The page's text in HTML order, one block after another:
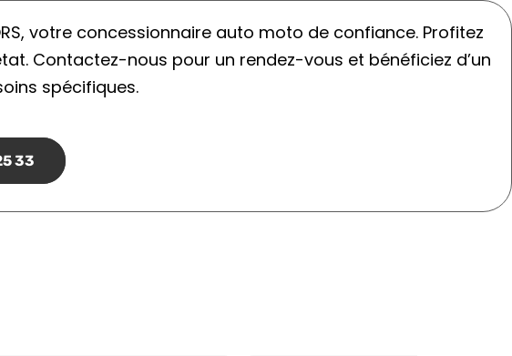
votre concessionnaire auto moto de confiance. Profitez
Contactez-nous pour un rendez-vous et bénéficiez d’un
spécifiques.
33